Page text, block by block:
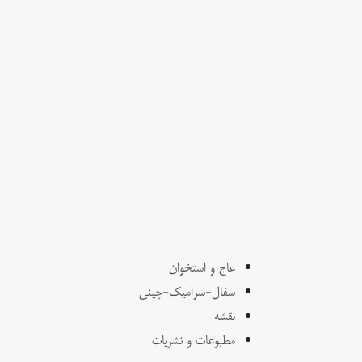
عاج و استخوان
سفال-سرامیک-چینی
نقشه
مطبوعات و نشریات